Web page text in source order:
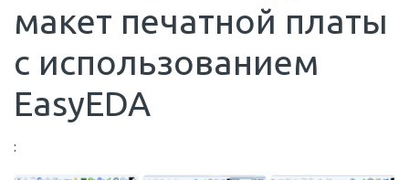
макет печатной платы
с использованием
EasyEDA
: